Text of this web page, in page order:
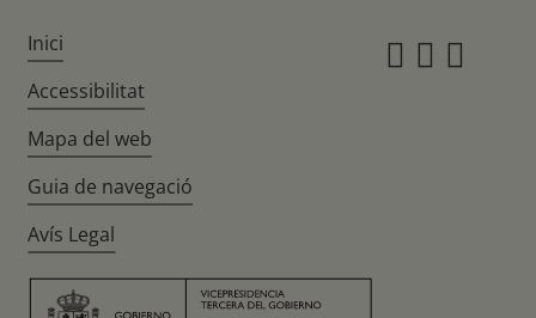
Inici
Accessibilitat
Mapa del web
Guia de navegació
Avís Legal